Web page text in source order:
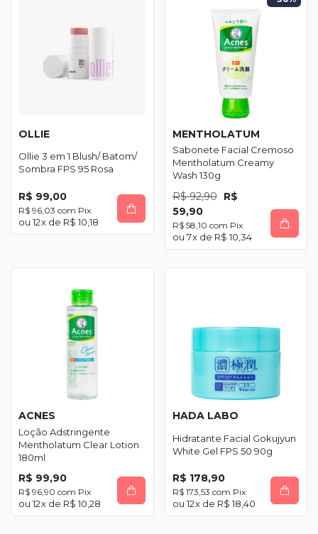
OLLIE
Ollie 3 em 1 Blush/ Batom/
Sombra FPS 95 Rosa
R$ 99,00
R$ 96,03 com Pix
12x de R$ 10,18
MENTHOLATUM
Sabonete Facial Cremoso
Mentholatum Creamy
Wash 130g
R$ 92,90 R$
59,90
R$ 58,10 com Pix
7x de R$ 10,34
ACNES
Loção Adstringente
Mentholatum Clear Lotion
180ml
R$ 99,90
R$ 96,90 com Pix
12x de R$ 10,28
HADA LABO
Hidratante Facial Gokujyun
White Gel FPS 50 90g
R$ 178,90
R$ 173,53 com Pix
12x de R$ 18,40